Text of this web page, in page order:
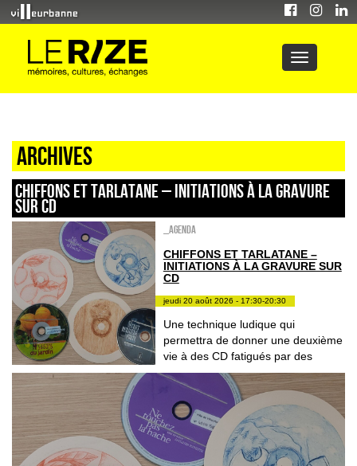
Archives
CHIFFONS ET TARLATANE – INITIATIONS À LA GRAVURE
SUR CD
_Agenda
CHIFFONS ET TARLATANE –
INITIATIONS À LA GRAVURE SUR
CD
jeudi 20 août 2026 - 17:30-20:30
Une technique ludique qui
permettra de donner une deuxième
vie à des CD fatigués par des